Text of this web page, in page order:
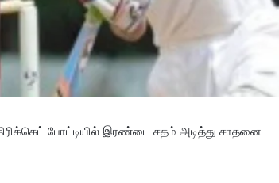
போட்டியில் இரண்டை சதம் அடித்து சாதனை